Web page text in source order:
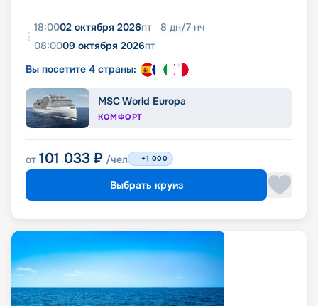
18:0002 октября 2026пт 8 дн/7 нч
08:0009 октября 2026пт
Вы посетите 4 страны:
MSC World Europa
КОМФОРТ
от 101 033 ₽ /чел +1 000
Выбрать круиз